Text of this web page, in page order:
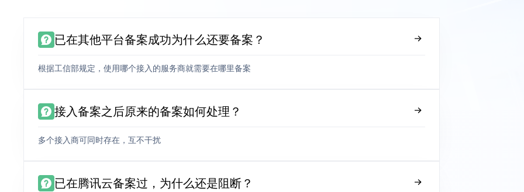
已在其他平台备案成功为什么还要备案？
根据工信部规定，使用哪个接入的服务商就需要在哪里备案
接入备案之后原来的备案如何处理？
多个接入商可同时存在，互不干扰
已在腾讯云备案过，为什么还是阻断？